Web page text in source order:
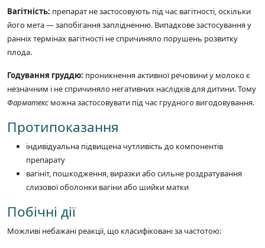
Вагітність: препарат не застосовують під час вагітності, оскільки
його мета — запобігання заплідненню. Випадкове застосування у
ранніх термінах вагітності не спричиняло порушень розвитку
плода.
Годування груддю: проникнення активної речовини у молоко є
незначним і не спричиняло негативних наслідків для дитини. Тому
Фарматекс можна застосовувати під час грудного вигодовування.
Протипоказання
індивідуальна підвищена чутливість до компонентів
препарату
вагініт, пошкодження, виразки або сильне роздратування
слизової оболонки вагіни або шийки матки
Побічні дії
Можливі небажані реакції, що класифіковані за частотою: